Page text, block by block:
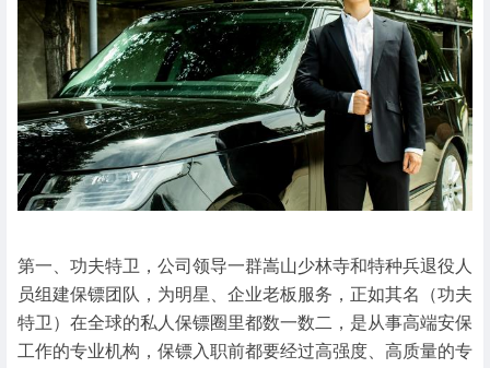
第一、功夫特卫，公司领导一群嵩山少林寺和特种兵退役人
员组建保镖团队，为明星、企业老板服务，正如其名（功夫
特卫）在全球的私人保镖圈里都数一数二，是从事高端安保
工作的专业机构，保镖入职前都要经过高强度、高质量的专